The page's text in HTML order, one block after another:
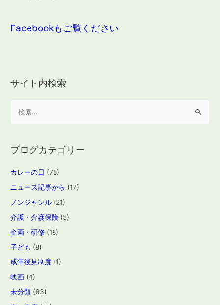
Facebookもご覧ください
サイト内検索
ブログカテゴリー
カレーの日 (75)
ニュース記事から (17)
ノンジャンル (21)
介護・介護保険 (5)
企画・研修 (18)
子ども (8)
成年後見制度 (1)
映画 (4)
未分類 (63)